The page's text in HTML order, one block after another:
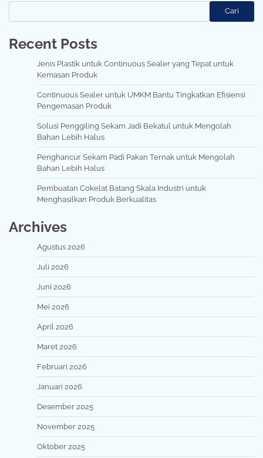
Cari
Recent Posts
Jenis Plastik untuk Continuous Sealer yang Tepat untuk
Kemasan Produk
Continuous Sealer untuk UMKM Bantu Tingkatkan Efisiensi
Pengemasan Produk
Solusi Penggiling Sekam Jadi Bekatul untuk Mengolah
Bahan Lebih Halus
Penghancur Sekam Padi Pakan Ternak untuk Mengolah
Bahan Lebih Halus
Pembuatan Cokelat Batang Skala Industri untuk
Menghasilkan Produk Berkualitas
Archives
Agustus 2026
Juli 2026
Juni 2026
Mei 2026
April 2026
Maret 2026
Februari 2026
Januari 2026
Desember 2025
November 2025
Oktober 2025